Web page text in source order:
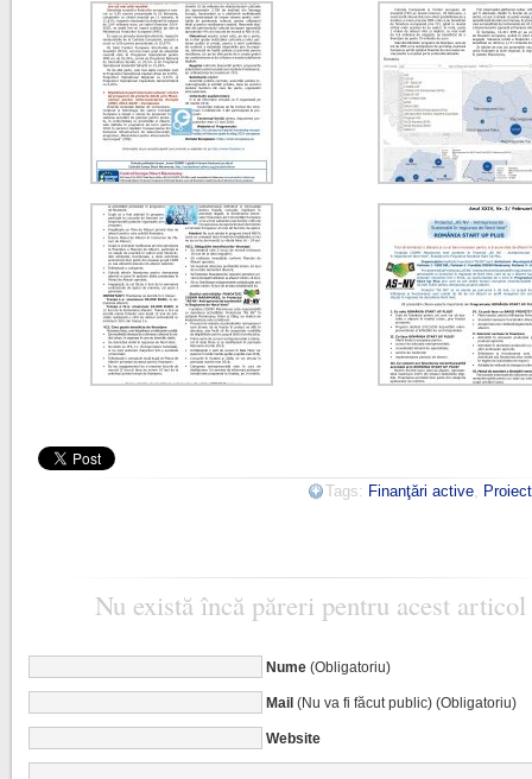
Tags: Finanţări active,
Nu există încă păreri pentru acest articol
Nume(Obligatoriu)
Mail(Nu va fi făcut public) (Obligatoriu)
Website